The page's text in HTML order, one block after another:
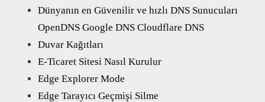
Dünyanın en Güvenilir ve hızlı DNS Sunucuları
OpenDNS Google DNS Cloudflare DNS
Duvar Kağıtları
E-Ticaret Sitesi Nasıl Kurulur
Edge Explorer Mode
Edge Tarayıcı Geçmişi Silme